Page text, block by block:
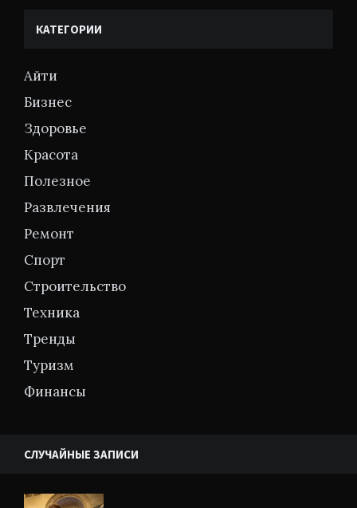
КАТЕГОРИИ
Айти
Бизнес
Здоровье
Красота
Полезное
Развлечения
Ремонт
Спорт
Строительство
Техника
Тренды
Туризм
Финансы
СЛУЧАЙНЫЕ ЗАПИСИ